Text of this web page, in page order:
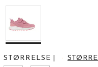
STØRRELSE